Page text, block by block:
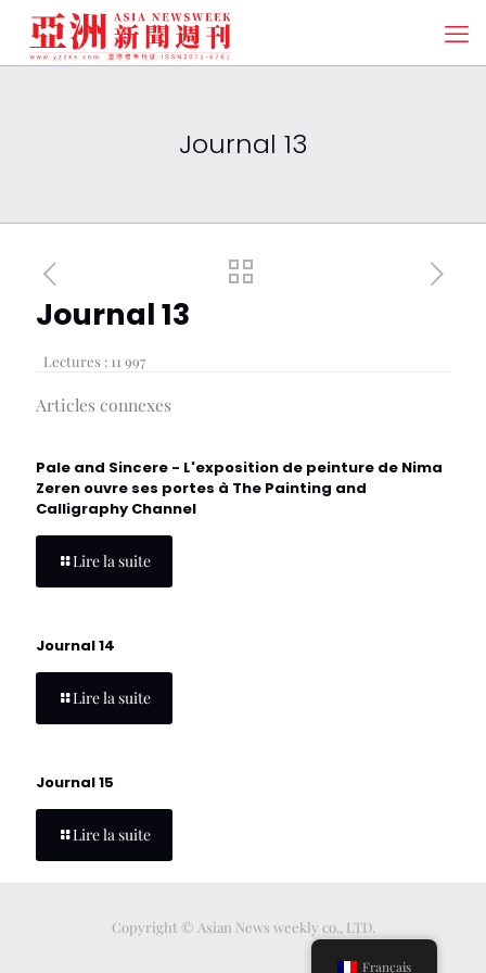
Journal 13
Journal 13
Lectures : 11 997
Articles connexes
Pale and Sincere - L'exposition de peinture de Nima
Zeren ouvre ses portes à The Painting and
Calligraphy Channel
Lire la suite
Journal 14
Lire la suite
Journal 15
Lire la suite
Copyright © Asian News weekly co., LTD.
Français